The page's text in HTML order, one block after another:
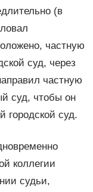
(в
частную
суд, через
частную
суд, чтобы он
городской суд.
коллегии
судьи,